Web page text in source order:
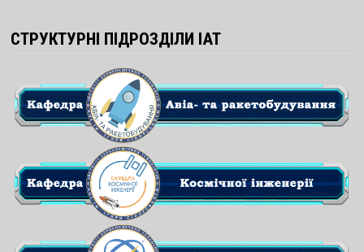
СТРУКТУРНІ ПІДРОЗДІЛИ ІАТ